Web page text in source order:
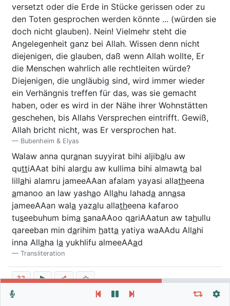
versetzt oder die Erde in Stücke gerissen oder zu
den Toten gesprochen werden könnte ... (würden sie
doch nicht glauben). Nein! Vielmehr steht die
Angelegenheit ganz bei Allah. Wissen denn nicht
diejenigen, die glauben, daß wenn Allah wollte, Er
die Menschen wahrlich alle rechtleiten würde?
Diejenigen, die ungläubig sind, wird immer wieder
ein Verhängnis treffen für das, was sie gemacht
haben, oder es wird in der Nähe ihrer Wohnstätten
geschehen, bis Allahs Versprechen eintrifft. Gewiß,
Allah bricht nicht, was Er versprochen hat.
Bubenheim & Elyas
Walaw anna quranan suyyirat bihi aljibalu aw
quttiAAat bihi alardu aw kullima bihi almawta bal
lillahi alamru jameeAAan afalam yayasi allatheena
amanoo an law yashao Allahu lahada annasa
jameeAAan wala yazalu allatheena kafaroo
tuseebuhum bima sanaAAoo qariAAatun aw tahullu
qareeban min darihim hatta yatiya waAAdu Allahi
inna Allaha la yukhlifu almeeAAad
Transliteration
32
وَلَقَدِ ٱسۡتُهۡزِئَ بِرُسُلٖ مِّن قَبۡلِكَ فَأَمۡلَيۡتُ لِلَّذِينَ